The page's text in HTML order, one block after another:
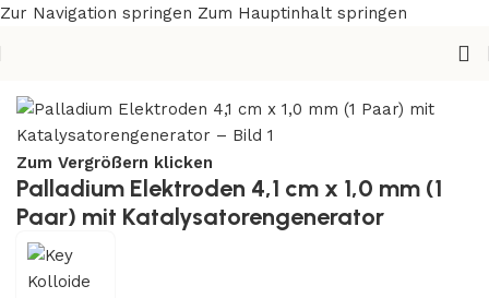
Zur Navigation springen Zum Hauptinhalt springen
Zum Vergrößern klicken
Palladium Elektroden 4,1 cm x 1,0 mm (1
Paar) mit Katalysatorengenerator